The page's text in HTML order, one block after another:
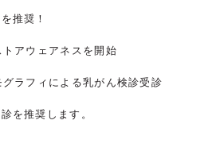
推奨！
アウェアネスを開始
ラフィによる乳がん検診受診
を推奨します。